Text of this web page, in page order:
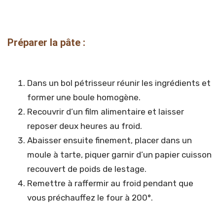
Préparer la pâte :
Dans un bol pétrisseur réunir les ingrédients et
former une boule homogène.
Recouvrir d’un film alimentaire et laisser
reposer deux heures au froid.
Abaisser ensuite finement, placer dans un
moule à tarte, piquer garnir d’un papier cuisson
recouvert de poids de lestage.
Remettre à raffermir au froid pendant que
vous préchauffez le four à 200°.